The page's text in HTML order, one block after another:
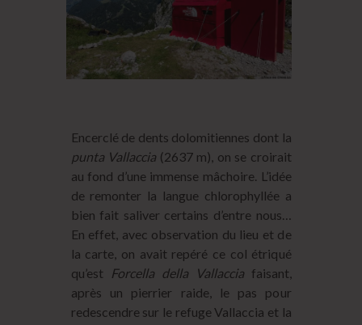
Encerclé de dents dolomitiennes dont la
punta Vallaccia (2637 m), on se croirait
au fond d’une immense mâchoire. L’idée
de remonter la langue chlorophyllée a
bien fait saliver certains d’entre nous…
En effet, avec observation du lieu et de
la carte, on avait repéré ce col étriqué
qu’est Forcella della Vallacciafaisant,
après un pierrier raide, le pas pour
redescendre sur le refuge Vallaccia et la